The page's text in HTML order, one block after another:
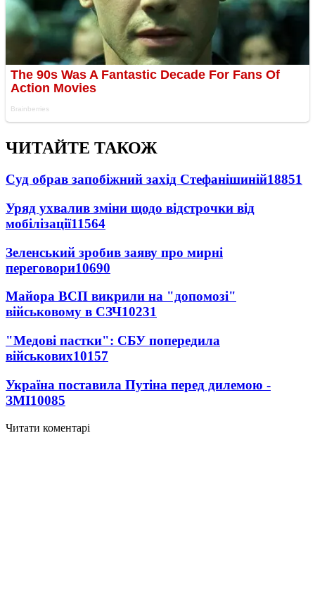
ЧИТАЙТЕ ТАКОЖ
Суд обрав запобіжний захід Стефанішиній18851
Уряд ухвалив зміни щодо відстрочки від
мобілізації11564
Зеленський зробив заяву про мирні
переговори10690
Майора ВСП викрили на "допомозі"
військовому в СЗЧ10231
"Медові пастки": СБУ попередила
військових10157
Україна поставила Путіна перед дилемою -
ЗМІ10085
Читати коментарі